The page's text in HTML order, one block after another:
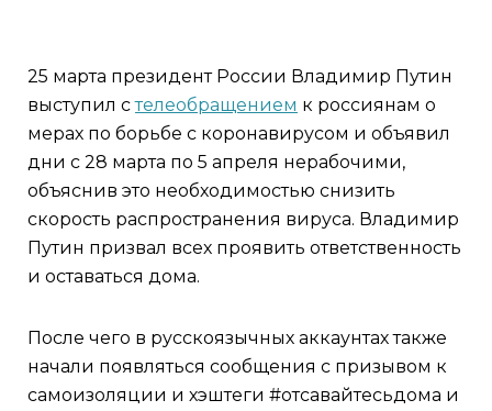
25 марта президент России Владимир Путин
выступил стелеобращением к россиянам о
мерах по борьбе с коронавирусом и объявил
дни с 28 марта по 5 апреля нерабочими,
объяснив это необходимостью снизить
скорость распространения вируса. Владимир
Путин призвал всех проявить ответственность
и оставаться дома.
После чего в русскоязычных аккаунтах также
начали появляться сообщения с призывом к
самоизоляции и хэштеги #отсавайтесьдома и